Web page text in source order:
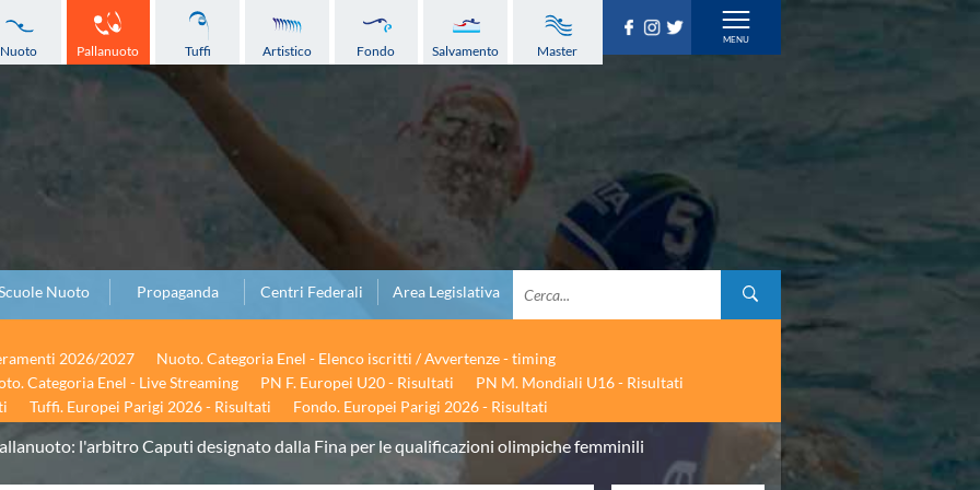
Nuoto Pallanuoto Tuffi Artistico Fondo Salvamento Master
Nuoto Propaganda Centri Federali Area Legislativa
2026/2027
Nuoto. Categoria Enel - Elenco iscritti / Avvertenze - timing
Categoria Enel - Live Streaming PN F. Europei U20 - Risultati
PN M. Mondiali U16 - Risultati
Tuffi. Europei Parigi 2026 - Risultati Fondo. Europei Parigi 2026 - Risultati
l'arbitro Caputi designato dalla Fina per le qualificazioni olimpiche femminili